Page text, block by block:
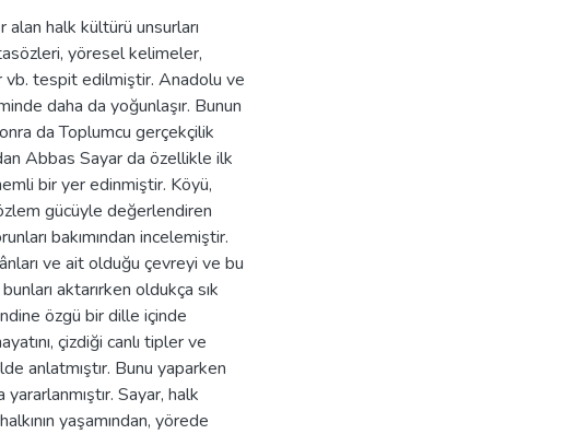
alan halk kültürü unsurları
yöresel kelimeler,
vb. tespit edilmiştir. Anadolu ve
daha da yoğunlaşır. Bunun
da Toplumcu gerçekçilik
Abbas Sayar da özellikle ilk
bir yer edinmiştir. Köyü,
gücüyle değerlendiren
bakımından incelemiştir.
ve ait olduğu çevreyi ve bu
aktarırken oldukça sık
özgü bir dille içinde
çizdiği canlı tipler ve
anlatmıştır. Bunu yaparken
Sayar, halk
yaşamından, yörede